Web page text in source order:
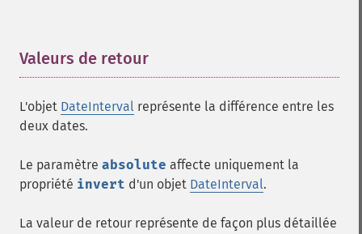
Valeurs de retour
L'objet DateInterval représente la différence entre les
deux dates.
Le paramètre absolute affecte uniquement la
propriété invert d'un objet DateInterval.
La valeur de retour représente de façon plus détaillée